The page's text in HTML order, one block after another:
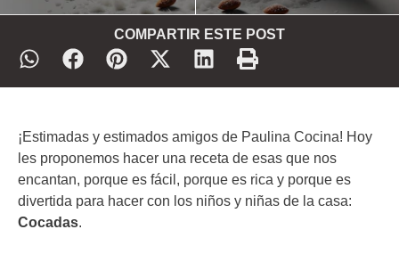
COMPARTIR ESTE POST
¡Estimadas y estimados amigos de Paulina Cocina! Hoy
les proponemos hacer una receta de esas que nos
encantan, porque es fácil, porque es rica y porque es
divertida para hacer con los niños y niñas de la casa:
Cocadas.